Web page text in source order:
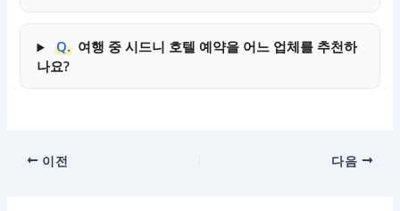
Q. 여행 중 시드니 호텔 예약을 어느 업체를 추천하
나요?
이전 다음